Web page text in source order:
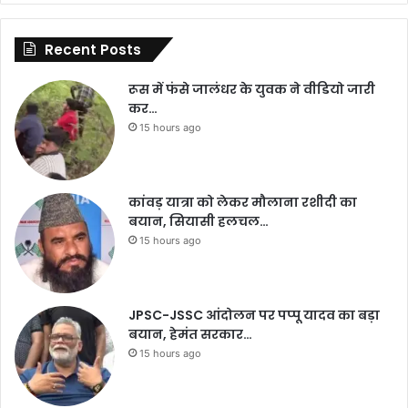
Recent Posts
रूस में फंसे जालंधर के युवक ने वीडियो जारी
कर…
15 hours ago
कांवड़ यात्रा को लेकर मौलाना रशीदी का
बयान, सियासी हलचल…
15 hours ago
JPSC-JSSC आंदोलन पर पप्पू यादव का बड़ा
बयान, हेमंत सरकार…
15 hours ago